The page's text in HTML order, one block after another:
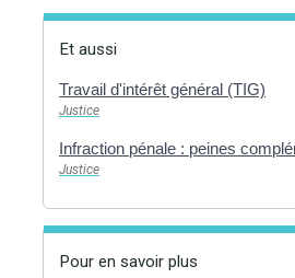
Et aussi
Travail d'intérêt général (TIG)
Justice
Infraction pénale : peines
Justice
Pour en savoir plus